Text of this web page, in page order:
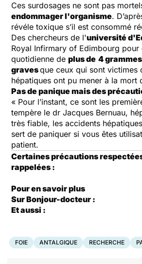
Ces surdosages ne sont pas
endommager l'organisme.
révéle toxique s’il est consommé
Des chercheurs de l'université
Royal Infirmary of Edimbourg
quotidienne de plus de 4
gravesque ceux qui sont victimes
hépatiques ont pu mener à la mort
Pas de panique mais des
« Pour l’instant, ce sont les
tempère le dr Jacques Bernuau,
très fiable, les accidents
sert de paniquer si vous êtes
patient.
Certaines précautions
rappelées :
Pour en savoir plus
Sur Bonjour-docteur :
Et aussi :
FOIE ANTALGIQUE RECHERCHE